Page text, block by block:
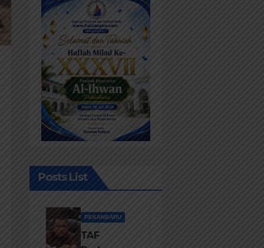
Posts List
PEKANBARU
TAF